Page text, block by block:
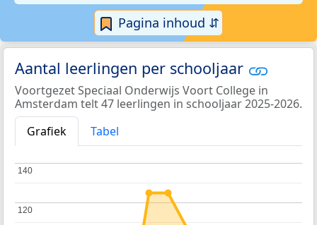
Pagina inhoud ⇵
Aantal leerlingen per schooljaar
Voortgezet Speciaal Onderwijs Voort College in
Amsterdam telt 47 leerlingen in schooljaar 2025-2026.
Grafiek
Tabel
120
120
140
140